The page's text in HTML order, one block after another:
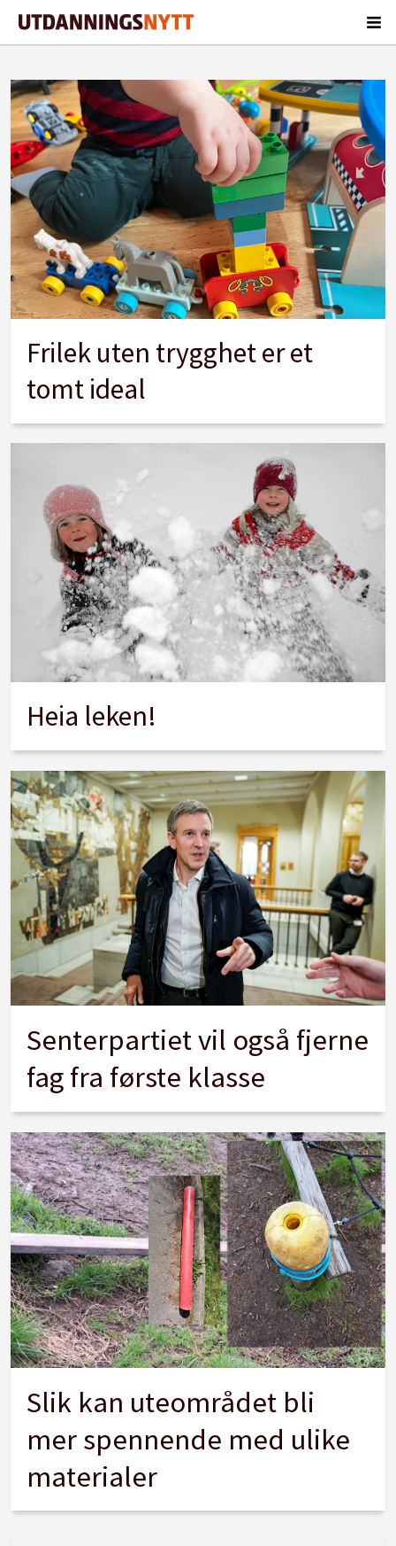
Tag:
frilek
Frilek uten trygghet er et
tomt ideal
Heia leken!
Senterpartiet vil også fjerne
fag fra første klasse
Slik kan uteområdet bli
mer spennende med ulike
materialer